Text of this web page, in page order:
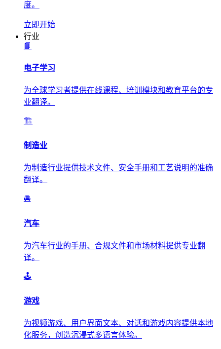
度。
立即开始
行业
📘
电子学习
为全球学习者提供在线课程、培训模块和教育平台的专
业翻译。
🏗️
制造业
为制造行业提供技术文件、安全手册和工艺说明的准确
翻译。
🚘
汽车
为汽车行业的手册、合规文件和市场材料提供专业翻
译。
🕹️
游戏
为视频游戏、用户界面文本、对话和游戏内容提供本地
化服务，创造沉浸式多语言体验。